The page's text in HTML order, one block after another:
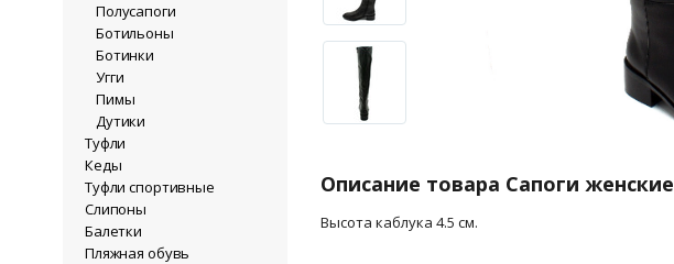
Полусапоги
Ботильоны
Ботинки
Угги
Пимы
Дутики
Туфли
Кеды
Туфли спортивные
Слипоны
Балетки
Пляжная обувь
Описание товара Сапоги женские
Высота каблука 4.5 см.